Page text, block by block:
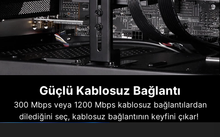
Güçlü Kablosuz Bağlantı
300 Mbps veya 1200 Mbps kablosuz bağlantılardan
dilediğini seç, kablosuz bağlantının keyfini çıkar!